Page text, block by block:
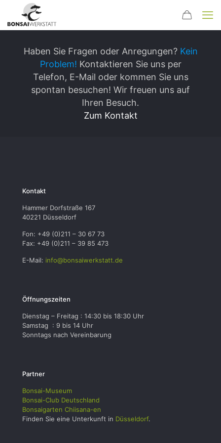
Haben Sie Fragen oder Anregungen? Kein
Problem! Kontaktieren Sie uns per
Telefon, E-Mail oder kommen Sie uns
spontan besuchen! Wir freuen uns auf
Ihren Besuch.
Zum Kontakt
Kontakt
Hammer Dorfstraße 167
40221 Düsseldorf
Fon: +49 (0)211 – 30 67 73
Fax: +49 (0)211 – 39 85 473
E-Mail: info@bonsaiwerkstatt.de
Öffnungszeiten
Dienstag – Freitag : 14:30 bis 18:30 Uhr
Samstag : 9 bis 14 Uhr
Sonntags nach Vereinbarung
Partner
Bonsai-Museum
Bonsai-Club Deutschland
Bonsaigarten Chiisana-en
Finden Sie eine Unterkunft in Düsseldorf.